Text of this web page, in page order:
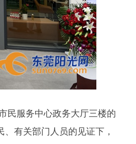
民服务中心政务大厅三楼的
有关部门人员的见证下，
全运时刻｜广东男篮喜提小组赛两连...